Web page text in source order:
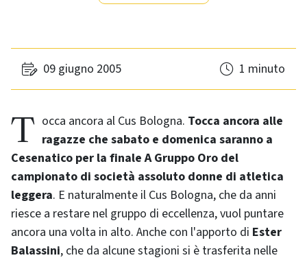
09 giugno 2005 1 minuto
Tocca ancora al Cus Bologna. Tocca ancora alle
ragazze che sabato e domenica saranno a
Cesenatico per la finale A Gruppo Oro del
campionato di società assoluto donne di atletica
leggera. E naturalmente il Cus Bologna, che da anni
riesce a restare nel gruppo di eccellenza, vuol puntare
ancora una volta in alto. Anche con l'apporto di Ester
Balassini, che da alcune stagioni si è trasferita nelle